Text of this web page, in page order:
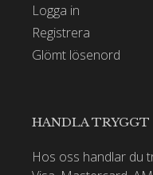
Logga in
Registrera
Glömt lösenord
HANDLA TRYGGT
Hos oss handlar du